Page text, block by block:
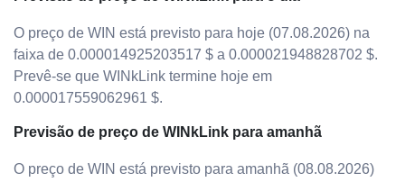
O preço de WIN está previsto para hoje (07.08.2026) na
faixa de 0.000014925203517 $ a 0.000021948828702 $.
Prevê-se que WINkLink termine hoje em
0.000017559062961 $.
Previsão de preço de WINkLink para amanhã
O preço de WIN está previsto para amanhã (08.08.2026)